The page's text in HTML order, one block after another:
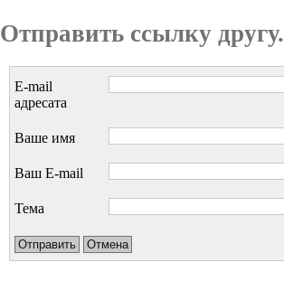
Отправить ссылку другу.
E-mail
адресата
Ваше имя
Ваш E-mail
Тема
Отправить Отмена